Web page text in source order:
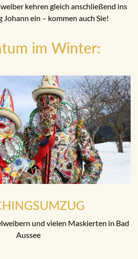
kehren gleich anschließend ins
Johann ein – kommen auch Sie!
im Winter:
und vielen Maskierten in Bad
Aussee